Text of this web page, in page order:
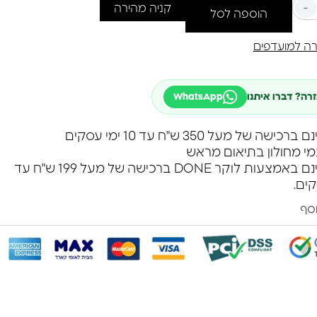
מתאים לכל אירוע – יום יומי או חגיגי, ומוסיף נגיעה
נוח לענידה עם סוגר בטיחותי, שמתאים לכל יד.
את התכשיט שיבלוט ויוסיף קריצה מיוחדת
הצמיד הזה הוא הבחירה המושלמת. הוא לא רק
אלא גם סימן של איכות וסטייל.
-
הוספה לסל קניה מהירה
למועדפים
דברו איתנו WhatsApp
של מעל 350 ש"ח עד 10 ימי עסקים
מחולון בתיאום מראש
משלוח חינם באמצעות לוקר DONE ברכישה של מעל 199 ש"ח עד